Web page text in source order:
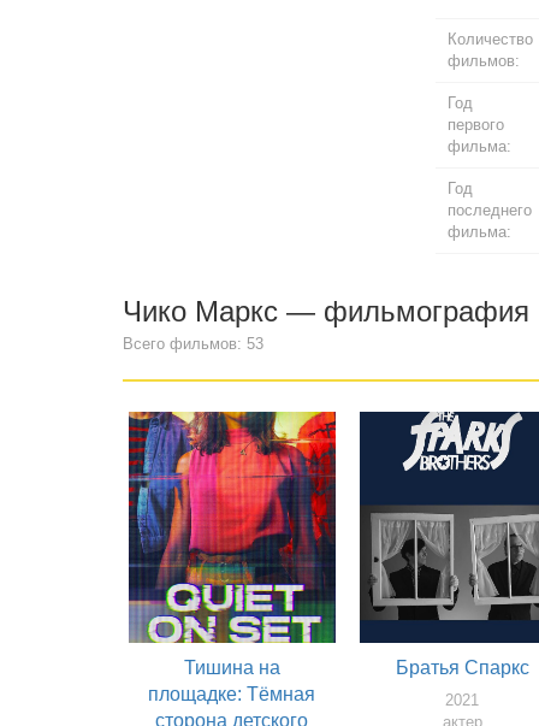
Количество
фильмов:
Год
первого
фильма:
Год
последнего
фильма:
Чико Маркс — фильмография
Всего фильмов: 53
Тишина на
площадке: Тёмная
сторона детского
Братья Спаркс
2021
актер